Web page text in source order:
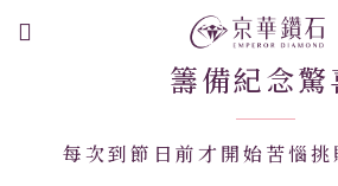
籌備紀念驚
每次到節日前才開始苦惱挑